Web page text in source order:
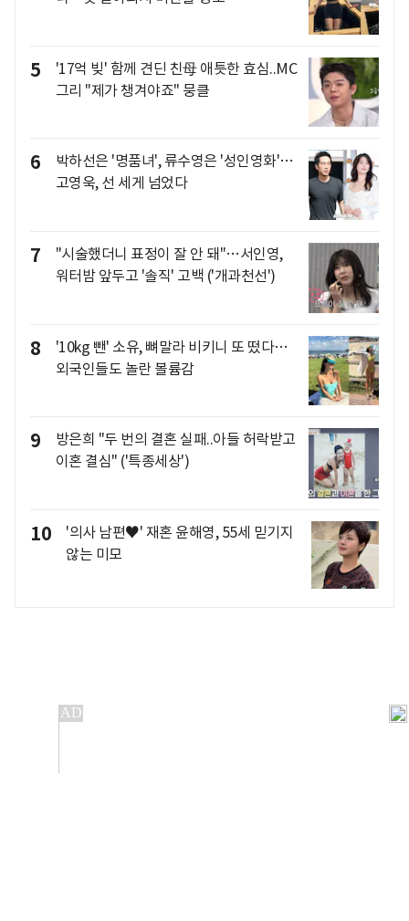
5
'17억 빚' 함께 견딘 친母 애틋한 효심..MC
그리 "제가 챙겨야죠" 뭉클
6
박하선은 '명품녀', 류수영은 '성인영화'…
고영욱, 선 세게 넘었다
7
"시술했더니 표정이 잘 안 돼"…서인영,
워터밤 앞두고 '솔직' 고백 ('개과천선')
8
'10kg 뺀' 소유, 뼈말라 비키니 또 떴다…
외국인들도 놀란 볼륨감
9
방은희 "두 번의 결혼 실패..아들 허락받고
이혼 결심" ('특종세상')
10
'의사 남편♥' 재혼 윤해영, 55세 믿기지
않는 미모